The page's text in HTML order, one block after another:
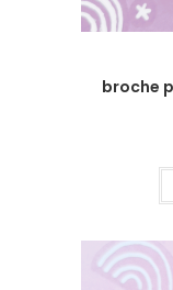
broche